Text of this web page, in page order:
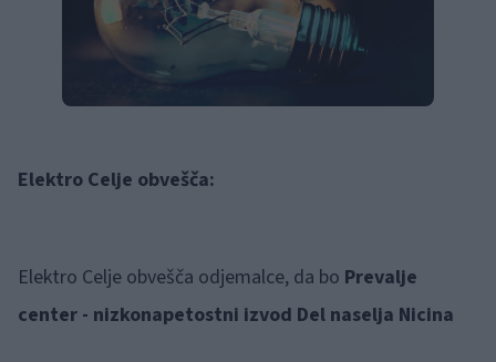
Elektro Celje obvešča:
Elektro Celje obvešča odjemalce, da bo Prevalje
center - nizkonapetostni izvod Del naselja Nicina